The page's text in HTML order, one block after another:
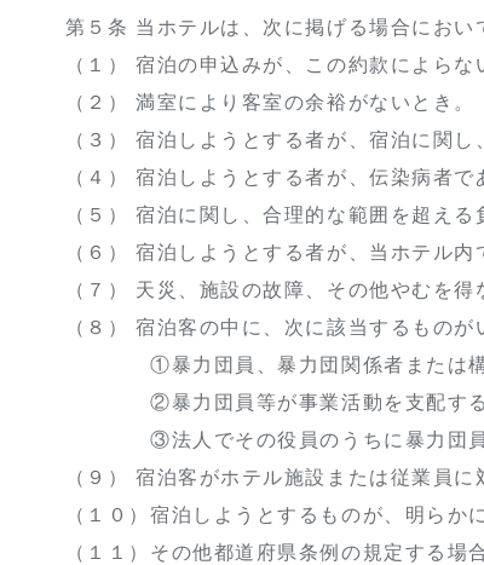
第５条 当ホテルは、次に掲げる場合におい
（１） 宿泊の申込みが、この約款によらな
（２） 満室により客室の余裕がないとき。
（３） 宿泊しようとする者が、宿泊に関
（４） 宿泊しようとする者が、伝染病者
（５） 宿泊に関し、合理的な範囲を超える
（６） 宿泊しようとする者が、当ホテル
（７） 天災、施設の故障、その他やむを
（８） 宿泊客の中に、次に該当するものが
①暴力団員、暴力団関係者または構
②暴力団員等が事業活動を支配する法
③法人でその役員のうちに暴力団員
（９） 宿泊客がホテル施設または従業員
（１０）宿泊しようとするものが、明らか
（１１）その他都道府県条例の規定する場